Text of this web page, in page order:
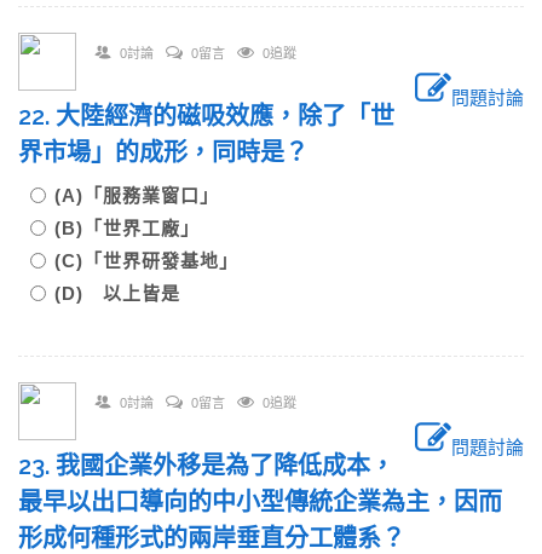
0討論 0留言 0追蹤
問題討論
22. 大陸經濟的磁吸效應，除了「世
界市場」的成形，同時是？
(A)「服務業窗口」
(B)「世界工廠」
(C)「世界研發基地」
(D) 以上皆是
0討論 0留言 0追蹤
問題討論
23. 我國企業外移是為了降低成本，
最早以出口導向的中小型傳統企業為主，因而
形成何種形式的兩岸垂直分工體系？